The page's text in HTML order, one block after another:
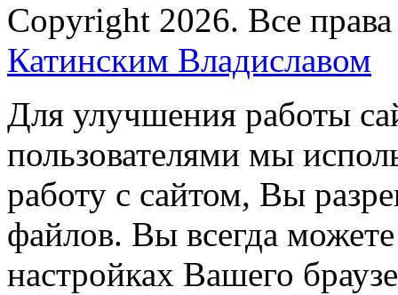
Copyright 2026. Все
Катинским Владиславом
Для улучшения работы
пользователями мы
работу с сайтом, Вы
файлов. Вы всегда
настройках Вашего